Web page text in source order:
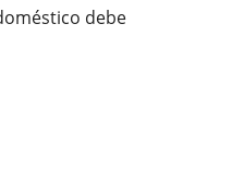
debe